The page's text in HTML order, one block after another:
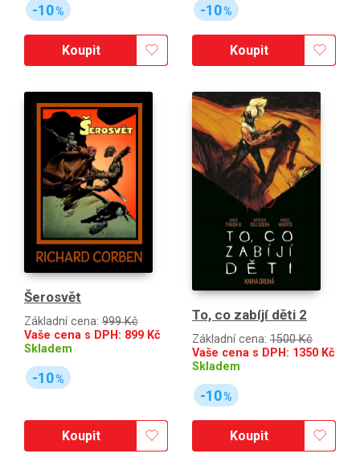
-10%
Koupit
-10%
Koupit
Šerosvět
Základní cena: 999 Kč
Vaše cena s DPH: 899 Kč
Skladem
-10%
Koupit
To, co zabíjí děti 2
Základní cena: 1500 Kč
Vaše cena s DPH: 1350 Kč
Skladem
-10%
Koupit